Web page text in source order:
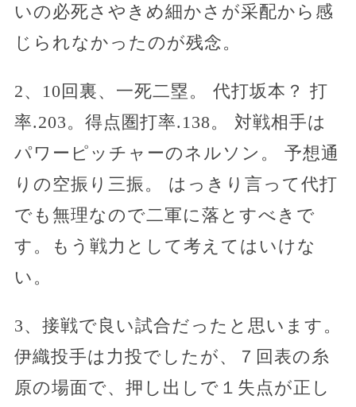
いの必死さやきめ細かさが采配から感
じられなかったのが残念。
2、10回裏、一死二塁。 代打坂本？ 打
率.203。得点圏打率.138。 対戦相手は
パワーピッチャーのネルソン。 予想通
りの空振り三振。 はっきり言って代打
でも無理なので二軍に落とすべきで
す。もう戦力として考えてはいけな
い。
3、接戦で良い試合だったと思います。
伊織投手は力投でしたが、７回表の糸
原の場面で、押し出しで１失点が正し